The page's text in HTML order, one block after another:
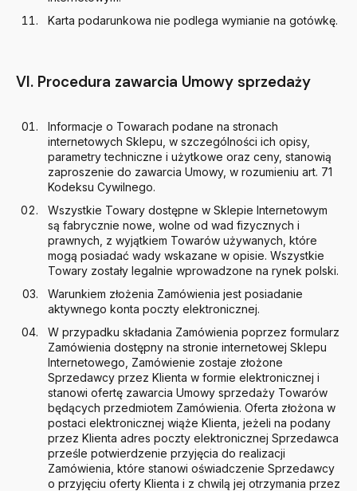
Karta podarunkowa nie podlega wymianie na gotówkę.
VI. Procedura zawarcia Umowy sprzedaży
Informacje o Towarach podane na stronach
internetowych Sklepu, w szczególności ich opisy,
parametry techniczne i użytkowe oraz ceny, stanowią
zaproszenie do zawarcia Umowy, w rozumieniu art. 71
Kodeksu Cywilnego.
Wszystkie Towary dostępne w Sklepie Internetowym
są fabrycznie nowe, wolne od wad fizycznych i
prawnych, z wyjątkiem Towarów używanych, które
mogą posiadać wady wskazane w opisie. Wszystkie
Towary zostały legalnie wprowadzone na rynek polski.
Warunkiem złożenia Zamówienia jest posiadanie
aktywnego konta poczty elektronicznej.
W przypadku składania Zamówienia poprzez formularz
Zamówienia dostępny na stronie internetowej Sklepu
Internetowego, Zamówienie zostaje złożone
Sprzedawcy przez Klienta w formie elektronicznej i
stanowi ofertę zawarcia Umowy sprzedaży Towarów
będących przedmiotem Zamówienia. Oferta złożona w
postaci elektronicznej wiąże Klienta, jeżeli na podany
przez Klienta adres poczty elektronicznej Sprzedawca
prześle potwierdzenie przyjęcia do realizacji
Zamówienia, które stanowi oświadczenie Sprzedawcy
o przyjęciu oferty Klienta i z chwilą jej otrzymania przez